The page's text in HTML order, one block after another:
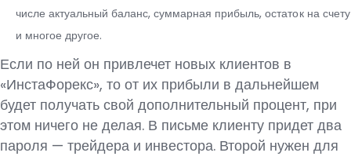
числе актуальный баланс, суммарная прибыль, остаток на счету
и многое другое.
Если по ней он привлечет новых клиентов в
«ИнстаФорекс», то от их прибыли в дальнейшем
будет получать свой дополнительный процент, при
этом ничего не делая. В письме клиенту придет два
пароля — трейдера и инвестора. Второй нужен для